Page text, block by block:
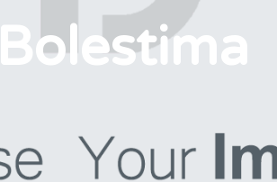
Bolestima